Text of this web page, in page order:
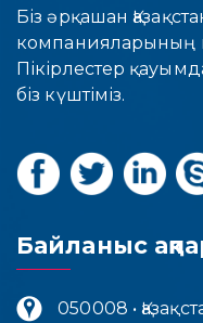
Біз әрқашан
компанияларының
Пікірлестер
біз күштіміз.
Байланыс
050008 •